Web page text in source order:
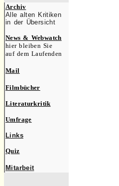
Archiv
Alle alten Kritiken
in der Übersicht
News & Webwatch
hier bleiben Sie
auf dem Laufenden
Mail
Filmbücher
Literaturkritik
Umfrage
Links
Quiz
Mitarbeit